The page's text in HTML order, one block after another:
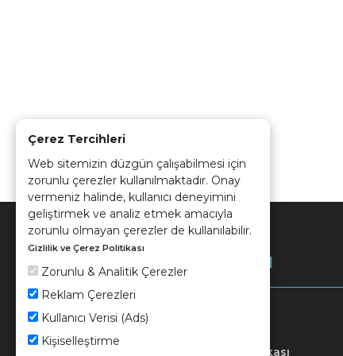
Çerez Tercihleri
Web sitemizin düzgün çalışabilmesi için
zorunlu çerezler kullanılmaktadır. Onay
vermeniz halinde, kullanıcı deneyimini
geliştirmek ve analiz etmek amacıyla
zorunlu olmayan çerezler de kullanılabilir.
Gizlilik ve Çerez Politikası
Zorunlu & Analitik Çerezler
Reklam Çerezleri
Kullanıcı Verisi (Ads)
Kişiselleştirme
Kvkk ve Çerez Politikası